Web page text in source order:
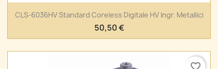
CLS-6036HV Standard Coreless Digitale HV Ingr. Metallici
50,50 €
favorite_border